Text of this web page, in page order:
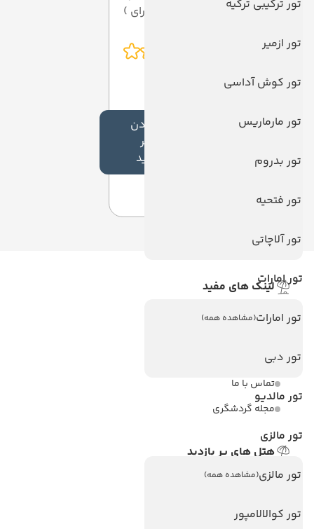
تور ترکیبی ترکیه
تور ازمیر
تور کوش آداسی
تور مارماریس
تور بدروم
تور فتحیه
تور آلاچاتی
تور امارات
تور امارات(مشاهده همه)
تور دبی
تور مالدیو
تور مالزی
تور مالزی(مشاهده همه)
تور کوالالامپور
افزودن
نظر
جدید
لینک های مفید
درباره ما
تماس با ما
مجله گردشگری
هتل های پر بازدید
هتل های آنتالیا
هتل های تایلند